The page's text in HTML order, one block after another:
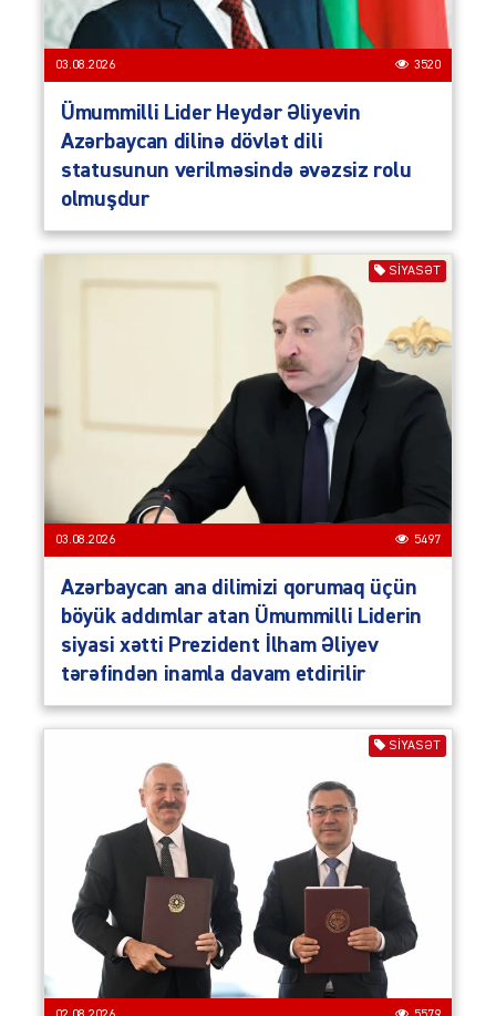
03.08.2026 3520
Ümummilli Lider Heydər Əliyevin
Azərbaycan dilinə dövlət dili
statusunun verilməsində əvəzsiz rolu
olmuşdur
SIYASƏT
03.08.2026 5497
Azərbaycan ana dilimizi qorumaq üçün
böyük addımlar atan Ümummilli Liderin
siyasi xətti Prezident İlham Əliyev
tərəfindən inamla davam etdirilir
SIYASƏT